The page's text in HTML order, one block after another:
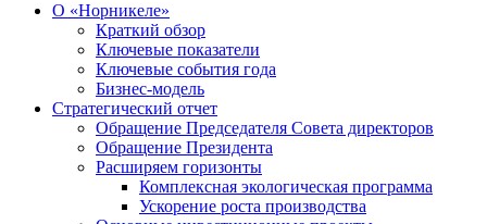
О «Норникеле»
Краткий обзор
Ключевые показатели
Ключевые события года
Бизнес-модель
Стратегический отчет
Обращение Председателя Совета директоров
Обращение Президента
Расширяем горизонты
Комплексная экологическая программа
Ускорение роста производства